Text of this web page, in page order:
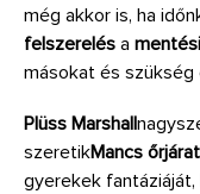
még akkor is, ha
felszerelés a
másokat és
Plüss Marshall
szeretikMancs őrjárat
gyerekek